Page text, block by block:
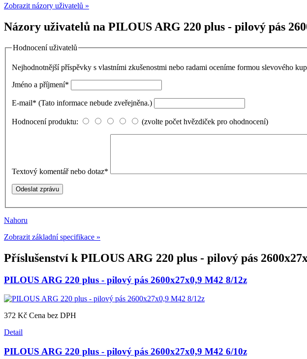
Zobrazit názory uživatelů »
Názory uživatelů na PILOUS ARG 220 plus - pilový pás
Hodnocení uživatelů
Nejhodnotnější příspěvky s vlastními zkušenostmi nebo radami oceníme formou slevového
Jméno a příjmení*
E-mail* (Tato informace nebude zveřejněna.)
Hodnocení produktu: (zvolte počet hvězdiček pro ohodnocení)
Textový komentář nebo dotaz*
Nahoru
Zobrazit základní specifikace »
Příslušenství k PILOUS ARG 220 plus - pilový pás
PILOUS ARG 220 plus - pilový pás 2600x27x0,9 M42 8/12z
372 Kč Cena bez DPH
Detail
PILOUS ARG 220 plus - pilový pás 2600x27x0,9 M42 6/10z